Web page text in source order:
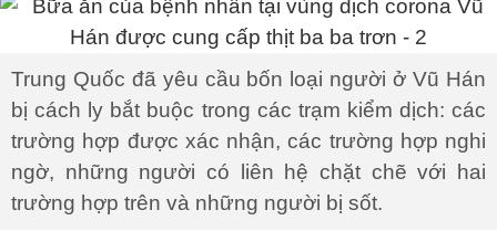
Trung Quốc đã yêu cầu bốn loại người ở Vũ Hán
bị cách ly bắt buộc trong các trạm kiểm dịch: các
trường hợp được xác nhận, các trường hợp nghi
ngờ, những người có liên hệ chặt chẽ với hai
trường hợp trên và những người bị sốt.